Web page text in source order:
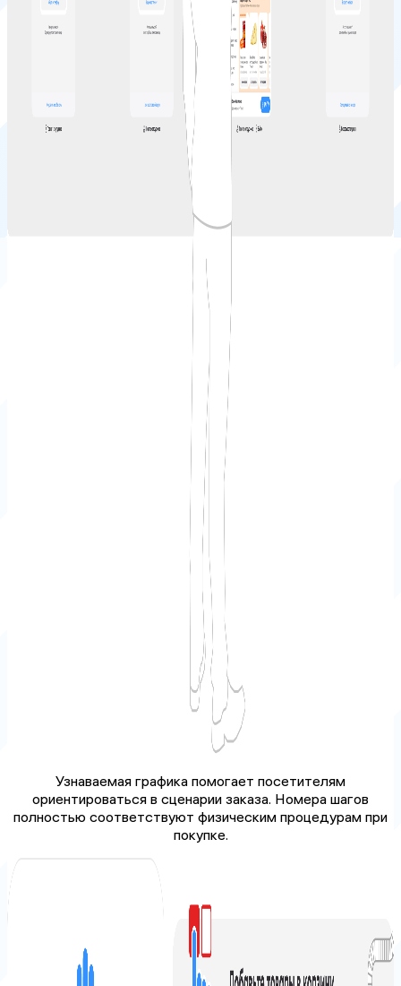
Узнаваемая графика помогает посетителям
ориентироваться в сценарии заказа. Номера шагов
полностью соответствуют физическим процедурам при
покупке.